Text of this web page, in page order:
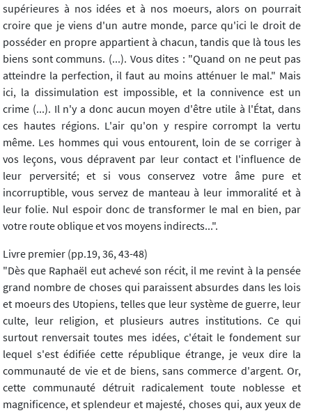
supérieures à nos idées et à nos moeurs, alors on pourrait
croire que je viens d'un autre monde, parce qu'ici le droit de
posséder en propre appartient à chacun, tandis que là tous les
biens sont communs. (...). Vous dites : "Quand on ne peut pas
atteindre la perfection, il faut au moins atténuer le mal." Mais
ici, la dissimulation est impossible, et la connivence est un
crime (...). Il n'y a donc aucun moyen d'être utile à l'État, dans
ces hautes régions. L'air qu'on y respire corrompt la vertu
même. Les hommes qui vous entourent, loin de se corriger à
vos leçons, vous dépravent par leur contact et l'influence de
leur perversité; et si vous conservez votre âme pure et
incorruptible, vous servez de manteau à leur immoralité et à
leur folie. Nul espoir donc de transformer le mal en bien, par
votre route oblique et vos moyens indirects...".
Livre premier (pp.19, 36, 43-48)
"Dès que Raphaël eut achevé son récit, il me revint à la pensée
grand nombre de choses qui paraissent absurdes dans les lois
et moeurs des Utopiens, telles que leur système de guerre, leur
culte, leur religion, et plusieurs autres institutions. Ce qui
surtout renversait toutes mes idées, c'était le fondement sur
lequel s'est édifiée cette république étrange, je veux dire la
communauté de vie et de biens, sans commerce d'argent. Or,
cette communauté détruit radicalement toute noblesse et
magnificence, et splendeur et majesté, choses qui, aux yeux de